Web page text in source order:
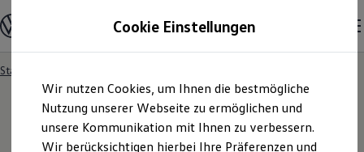
Hauptinhalt
springen
Footer
springen
Modelle & Konfigurator
Nutzfahrzeugkategorien entdecken
Modelle konfigurieren
Vorgängermodelle und Oldtimer
Vorgängermodelle
Oldtimer
Bulli Historie
Startseite
Cookie Einstellungen
Wir nutzen Cookies, um Ihnen die bestmögliche
Nutzung unserer Webseite zu ermöglichen und
unsere Kommunikation mit Ihnen zu verbessern.
Wir berücksichtigen hierbei Ihre Präferenzen und